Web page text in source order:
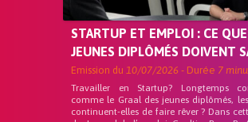
STARTUP ET EMPLOI : CE QUE
JEUNES DIPLÔMÉS DOIVENT
Emission du 10/07/2026 - Durée 7
Travailler en Startup? Longtemps
comme le Graal des jeunes diplômés,
continuent-elles de faire rêver ? Dans